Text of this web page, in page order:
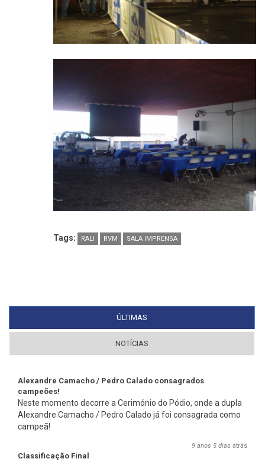
Tags: RALI RVM SALA IMPRENSA
ÚLTIMAS
NOTÍCIAS
Alexandre Camacho / Pedro Calado consagrados
campeões!
Neste momento decorre a Cerimónio do Pódio, onde a dupla
Alexandre Camacho / Pedro Calado já foi consagrada como
campeã!
9 anos 5 dias atrás
Classificação Final